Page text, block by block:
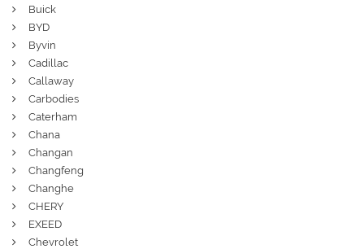
Buick
BYD
Byvin
Cadillac
Callaway
Carbodies
Caterham
Chana
Changan
Changfeng
Changhe
CHERY
EXEED
Chevrolet